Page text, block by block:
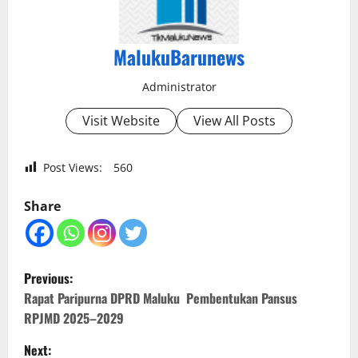
MalukuBarunews
Administrator
Visit Website View All Posts
Post Views: 560
Share
P
o
s
Previous:
Rapat Paripurna DPRD Maluku Pembentukan Pansus
RPJMD 2025–2029
Next: